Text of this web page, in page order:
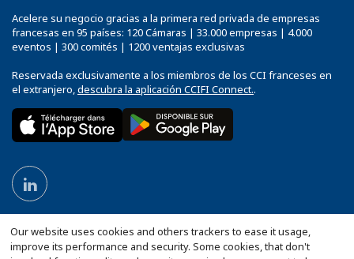
Our website uses cookies and others trackers to ease it usage,
improve its performance and security. Some cookies, that don't
Acelere su negocio gracias a la primera red privada de empresas
francesas en 95 países: 120 Cámaras | 33.000 empresas | 4.000
eventos | 300 comités | 1200 ventajas exclusivas
Reservada exclusivamente a los miembros de los CCI franceses en
el extranjero,descubra la aplicación CCIFI Connect..